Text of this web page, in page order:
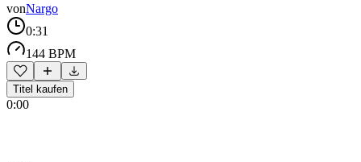
vonNargo
0:31
144 BPM
Titel kaufen
0:00